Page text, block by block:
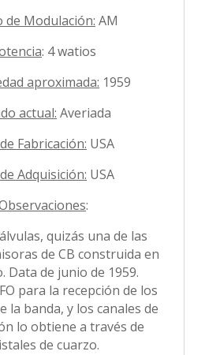
de Modulación: AM
: 4 watios
aproximada: 1959
actual: Averiada
Fabricación: USA
Adquisición: USA
:
quizás una de las
de CB construida en
Data de junio de 1959.
para la recepción de los
la banda, y los canales de
lo obtiene a través de
de cuarzo.